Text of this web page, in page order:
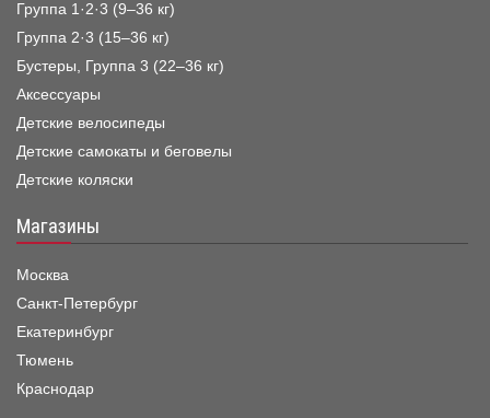
Группа 1·2·3 (9–36 кг)
Группа 2·3 (15–36 кг)
Бустеры, Группа 3 (22–36 кг)
Аксессуары
Детские велосипеды
Детские самокаты и беговелы
Детские коляски
Магазины
Москва
Санкт-Петербург
Екатеринбург
Тюмень
Краснодар